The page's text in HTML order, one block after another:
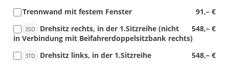
91,– €
Trennwand mit festem Fenster
3SD 548,– €
Drehsitz rechts, in der 1.Sitzreihe (nicht
in Verbindung mit Beifahrerdoppelsitzbank rechts)
3TD 548,– €
Drehsitz links, in der 1.Sitzreihe